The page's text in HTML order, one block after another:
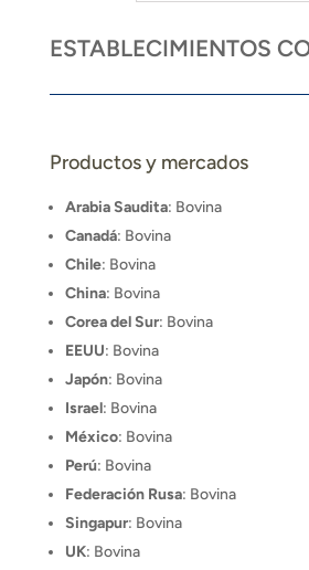
ESTABLECIMIENTOS
Productos y mercados
Arabia Saudita: Bovina
Canadá: Bovina
Chile: Bovina
China: Bovina
Corea del Sur: Bovina
EEUU: Bovina
Japón: Bovina
Israel: Bovina
México: Bovina
Perú: Bovina
Federación Rusa: Bovina
Singapur: Bovina
UK: Bovina